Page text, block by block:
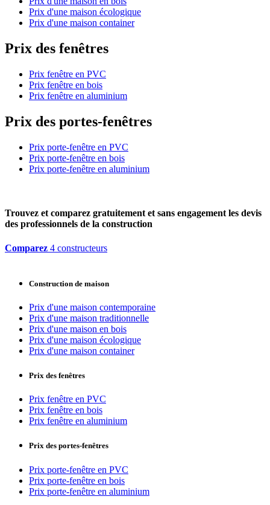
Prix d'une maison écologique
Prix d'une maison container
Prix des fenêtres
Prix fenêtre en PVC
Prix fenêtre en bois
Prix fenêtre en aluminium
Prix des portes-fenêtres
Prix porte-fenêtre en PVC
Prix porte-fenêtre en bois
Prix porte-fenêtre en aluminium
Trouvez et comparez gratuitement et sans engagement les devis
des professionnels de la construction
Comparez 4 constructeurs
Construction de maison
Prix d'une maison contemporaine
Prix d'une maison traditionnelle
Prix d'une maison en bois
Prix d'une maison écologique
Prix d'une maison container
Prix des fenêtres
Prix fenêtre en PVC
Prix fenêtre en bois
Prix fenêtre en aluminium
Prix des portes-fenêtres
Prix porte-fenêtre en PVC
Prix porte-fenêtre en bois
Prix porte-fenêtre en aluminium